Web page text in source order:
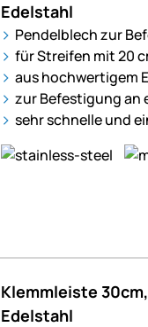
Edelstahl
Pendelblech zur
für Streifen mit 20
aus hochwertigem
zur Befestigung an
sehr schnelle und
Klemmleiste
Edelstahl